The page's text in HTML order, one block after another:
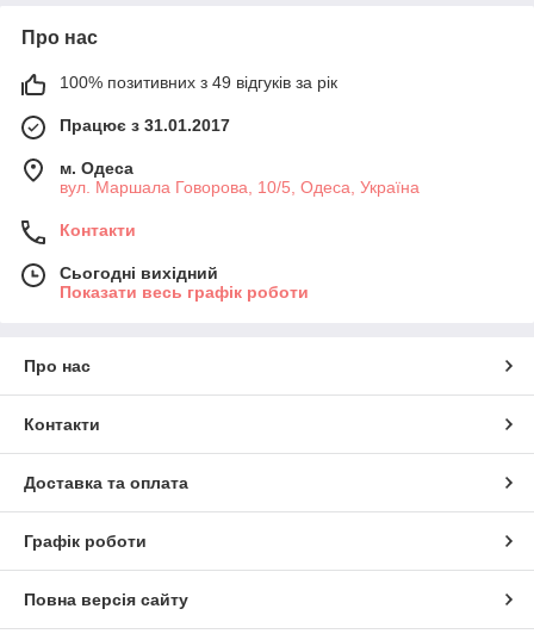
Про нас
100% позитивних з 49 відгуків за рік
Працює з 31.01.2017
м. Одеса
вул. Маршала Говорова, 10/5, Одеса, Україна
Контакти
Сьогодні вихідний
Показати весь графік роботи
Про нас
Контакти
Доставка та оплата
Графік роботи
Повна версія сайту